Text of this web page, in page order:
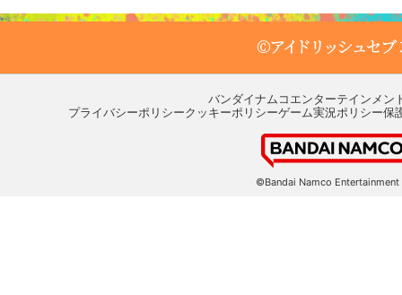
バンダイナムコエンターテインメン
プライバシーポリシークッキーポリシーゲーム実況ポリシー保
©Bandai Namco Entertainment